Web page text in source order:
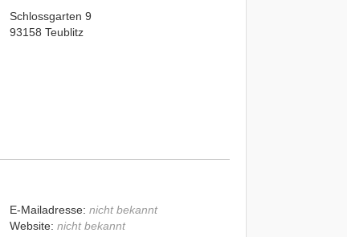
Schlossgarten 9
93158 Teublitz
E-Mailadresse: nicht bekannt
Website: nicht bekannt